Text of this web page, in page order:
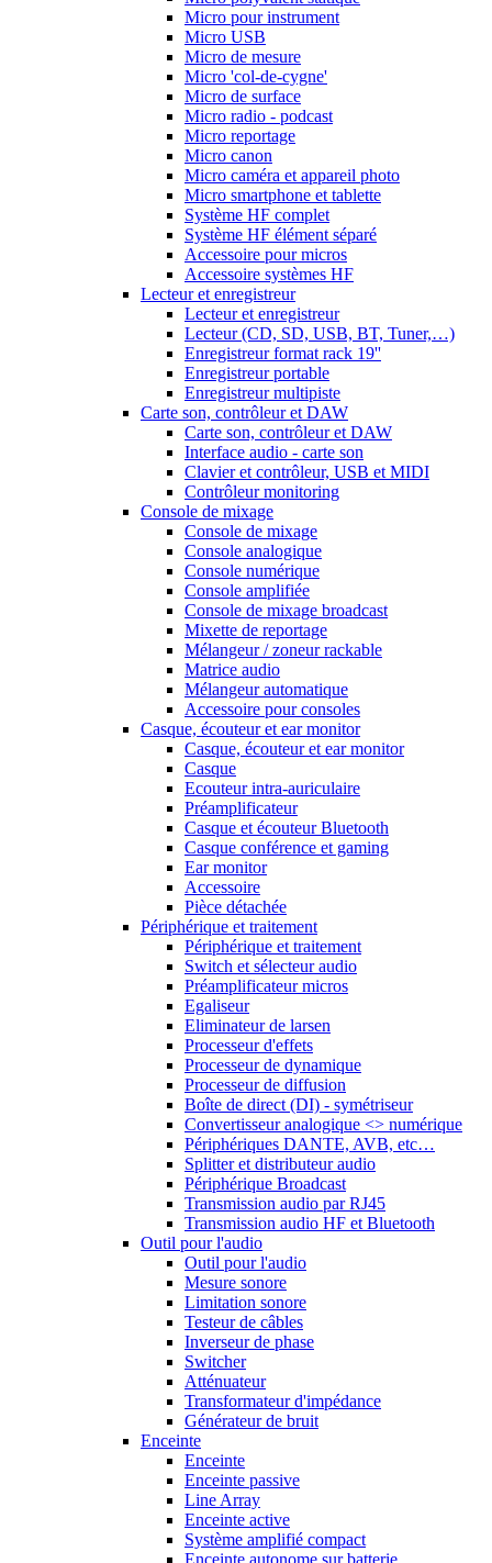
Micro pour instrument
Micro USB
Micro de mesure
Micro 'col-de-cygne'
Micro de surface
Micro radio - podcast
Micro reportage
Micro canon
Micro caméra et appareil photo
Micro smartphone et tablette
Système HF complet
Système HF élément séparé
Accessoire pour micros
Accessoire systèmes HF
Lecteur et enregistreur
Lecteur et enregistreur
Lecteur (CD, SD, USB, BT, Tuner,…)
Enregistreur format rack 19''
Enregistreur portable
Enregistreur multipiste
Carte son, contrôleur et DAW
Carte son, contrôleur et DAW
Interface audio - carte son
Clavier et contrôleur, USB et MIDI
Contrôleur monitoring
Console de mixage
Console de mixage
Console analogique
Console numérique
Console amplifiée
Console de mixage broadcast
Mixette de reportage
Mélangeur / zoneur rackable
Matrice audio
Mélangeur automatique
Accessoire pour consoles
Casque, écouteur et ear monitor
Casque, écouteur et ear monitor
Casque
Ecouteur intra-auriculaire
Préamplificateur
Casque et écouteur Bluetooth
Casque conférence et gaming
Ear monitor
Accessoire
Pièce détachée
Périphérique et traitement
Périphérique et traitement
Switch et sélecteur audio
Préamplificateur micros
Egaliseur
Eliminateur de larsen
Processeur d'effets
Processeur de dynamique
Processeur de diffusion
Boîte de direct (DI) - symétriseur
Convertisseur analogique <> numérique
Périphériques DANTE, AVB, etc…
Splitter et distributeur audio
Périphérique Broadcast
Transmission audio par RJ45
Transmission audio HF et Bluetooth
Outil pour l'audio
Outil pour l'audio
Mesure sonore
Limitation sonore
Testeur de câbles
Inverseur de phase
Switcher
Atténuateur
Transformateur d'impédance
Générateur de bruit
Enceinte
Enceinte
Enceinte passive
Line Array
Enceinte active
Système amplifié compact
Enceinte autonome sur batterie